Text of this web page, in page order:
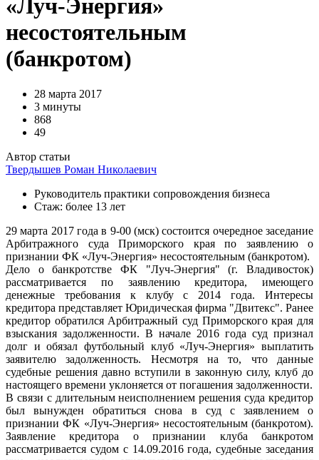
«Луч-Энергия»
несостоятельным
(банкротом)
28 марта 2017
3 минуты
868
49
Автор статьи
Твердышев Роман Николаевич
Руководитель практики сопровождения бизнеса
Стаж: более 13 лет
29 марта 2017 года в 9-00 (мск) состоится очередное заседание
Арбитражного суда Приморского края по заявлению о
признании ФК «Луч-Энергия» несостоятельным (банкротом).
Дело о банкротстве ФК "Луч-Энергия" (г. Владивосток)
рассматривается по заявлению кредитора, имеющего
денежные требования к клубу с 2014 года. Интересы
кредитора представляет Юридическая фирма "Двитекс". Ранее
кредитор обратился Арбитражный суд Приморского края для
взыскания задолженности. В начале 2016 года суд признал
долг и обязал футбольный клуб «Луч-Энергия» выплатить
заявителю задолженность. Несмотря на то, что данные
судебные решения давно вступили в законную силу, клуб до
настоящего времени уклоняется от погашения задолженности.
В связи с длительным неисполнением решения суда кредитор
был вынужден обратиться снова в суд с заявлением о
признании ФК «Луч-Энергия» несостоятельным (банкротом).
Заявление кредитора о признании клуба банкротом
рассматривается судом с 14.09.2016 года, судебные заседания